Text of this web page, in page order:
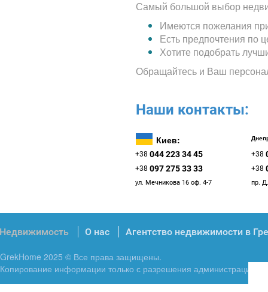
Самый большой выбор
Имеются пожелания
Есть предпочтения по
Хотите подобрать
Обращайтесь и Ваш
Наши контакты:
Киев:
+38 044 223 34 45 +38
+38 097 275 33 33 +38
ул. Мечникова 16 оф. 4-7 пр.
Недвижимость О нас Агентство недвижимости в
GrekHome 2025 © Все права защищены.
Копирование информации только с разрешения администрации.